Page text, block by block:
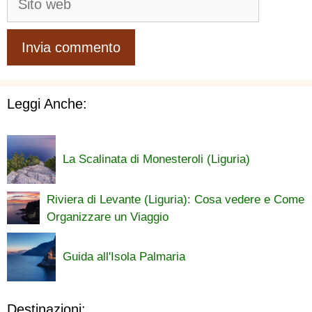
Leggi Anche:
La Scalinata di Monesteroli (Liguria)
Riviera di Levante (Liguria): Cosa vedere e Come
Organizzare un Viaggio
Guida all'Isola Palmaria
Destinazioni: